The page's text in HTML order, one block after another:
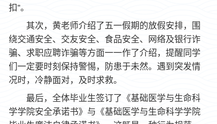
扣”。
其次，黄老师介绍了五一假期的放假安排，围
绕交通安全、交友安全、食品安全、网络及银行诈
骗、求职应聘诈骗等方面一一作了介绍，提醒同学
们一定要时刻保持警惕，防患于未然。遇到突发情
况时，冷静面对，及时求救。
最后，全体毕业生签订了《基础医学与生命科
学学院安全承诺书》与《基础医学与生命科学学院